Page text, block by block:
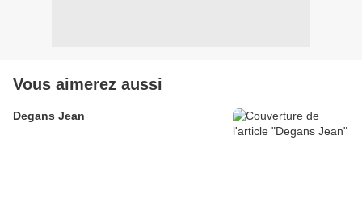
Vous aimerez aussi
Degans Jean